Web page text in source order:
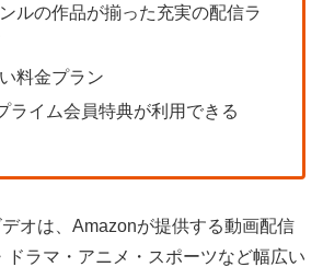
ルの作品が揃った充実の配信ラ
料金プラン
ライム会員特典が利用できる
オは、Amazonが提供する動画配信
ドラマ・アニメ・スポーツなど幅広い